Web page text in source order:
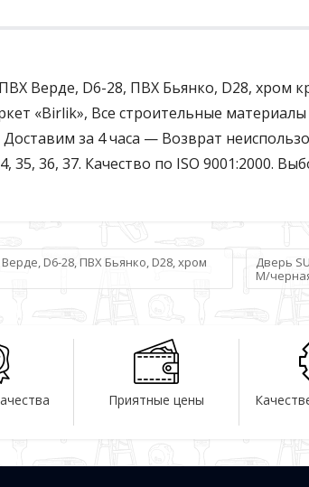
Верде, D6-28, ПВХ Бьянко, D28, хром
«Birlik», Все строительные
за 4 часа — Возврат
35, 36, 37. Качество по ISO 9001:2000.
Верде, D6-28, ПВХ Бьянко, D28, хром
Дверь
M/
Приятные цены